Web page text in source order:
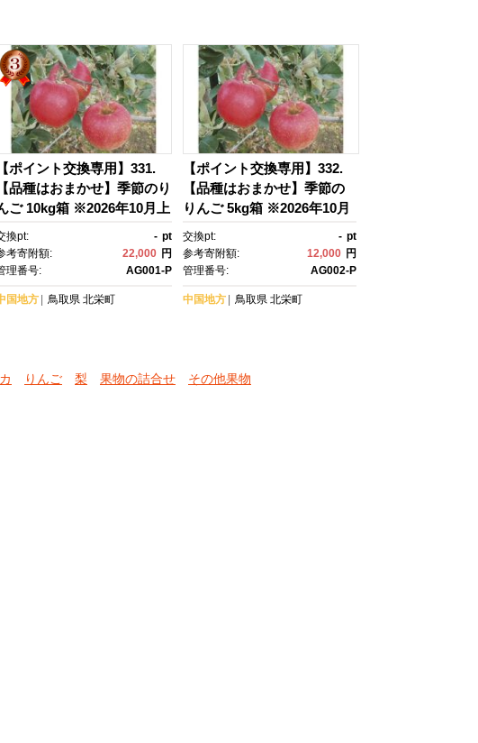
【ポイント交換専用】331.
【品種はおまかせ】季節のり
ご 10kg箱 ※2026年10月上
旬～10月下旬頃に順次発送予
換pt: - pt
考寄附額:
22,000 円
理番号:
AG001-P
国地方 鳥取県 北栄町
【ポイント交換専用】332.
【品種はおまかせ】季節の
りんご 5kg箱 ※2026年10月
上旬～10月下旬頃に順次発
送予定
交換pt: - pt
参考寄附額:
12,000 円
管理番号:
AG002-P
中国地方 鳥取県 北栄町
りんご 梨 果物の詰合せ その他果物